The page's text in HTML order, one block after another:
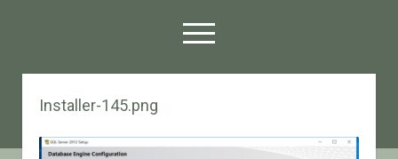
open
menu
twitterfacebook
email-form
Installer-145.png